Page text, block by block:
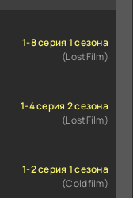
1-8 серия 1 сезона
(LostFilm)
1-4 серия 2 сезона
(LostFilm)
1-2 серия 1 сезона
(Coldfilm)